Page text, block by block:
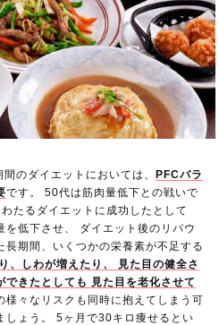
のダイエットにおいては、PFCバラ
です。 50代は筋肉量低下との戦いで
たるダイエットに成功したとして
を低下させ、 ダイエット後のリバウ
期間、いくつかの栄養素が不足する
、しわが増えたり、 見た目の健全さ
できたとしても 見た目を老化させて
様々なリスクも同時に抱えてしまう可
しょう。 5ヶ月で30キロ痩せるとい